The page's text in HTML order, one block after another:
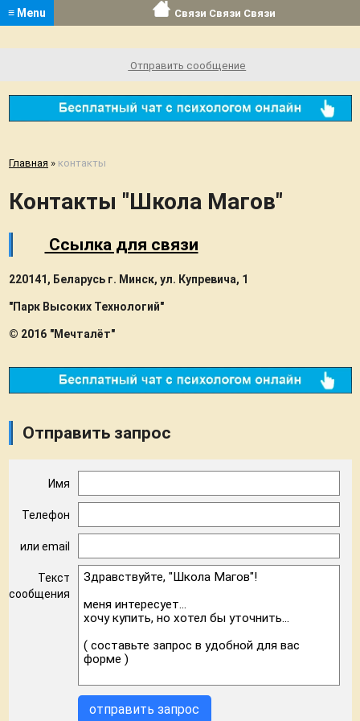
≡ Menu Связи Связи Связи
Отправить сообщение
Главная » контакты
Контакты "Школа Магов"
Ссылка для связи
220141, Беларусь г. Минск, ул. Купревича, 1
"Парк Высоких Технологий"
© 2016 "Мечталёт"
Отправить запрос
Имя
Телефон
или email
Текст
сообщения